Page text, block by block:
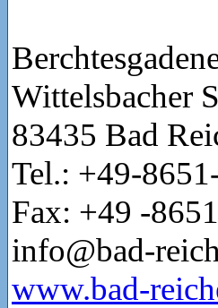
Wittelsbacher
83435 Bad
Tel.: +49-
Fax: +49 -
info@bad-
www.bad-